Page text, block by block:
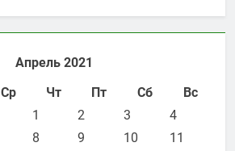
Апрель 2021
Ср Чт Пт Сб
Вс
1
2 3
4
8 9 10
11